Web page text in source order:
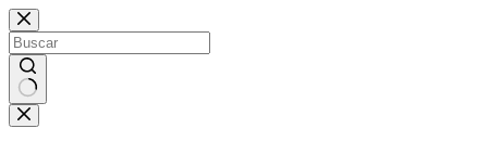
Saltar
al
contenido
Sin
resultados